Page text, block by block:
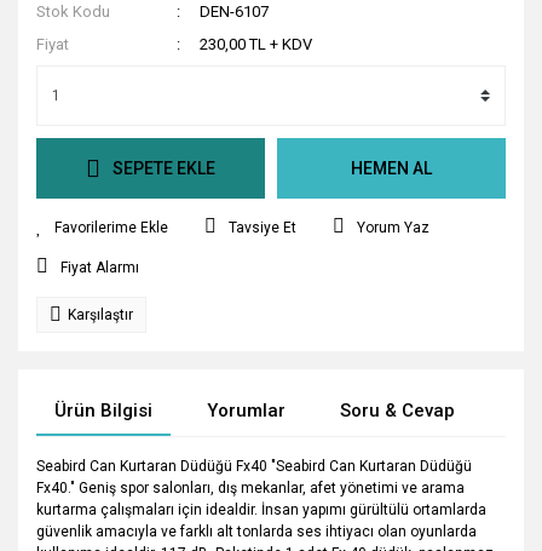
Stok Kodu
DEN-6107
Fiyat
230,00 TL + KDV
SEPETE EKLE HEMEN AL
Tavsiye Et Yorum Yaz
Fiyat Alarmı
Karşılaştır
Ürün Bilgisi Yorumlar Soru & Cevap
Seabird Can Kurtaran Düdüğü Fx40 "Seabird Can Kurtaran Düdüğü
Fx40." Geniş spor salonları, dış mekanlar, afet yönetimi ve arama
kurtarma çalışmaları için idealdir. İnsan yapımı gürültülü ortamlarda
güvenlik amacıyla ve farklı alt tonlarda ses ihtiyacı olan oyunlarda